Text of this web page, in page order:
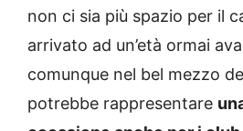
non ci sia più spazio per il
arrivato ad un’età ormai
comunque nel bel mezzo
potrebbe rappresentare